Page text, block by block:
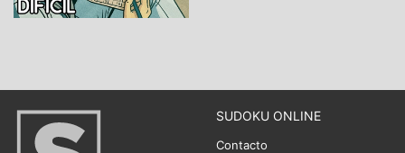
SUDOKU ONLINE
Contacto